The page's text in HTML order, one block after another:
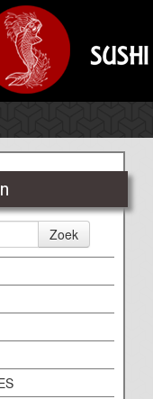
Zoek